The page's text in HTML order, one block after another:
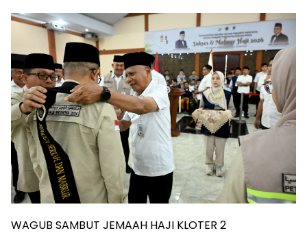
WAGUB SAMBUT JEMAAH HAJI KLOTER 2